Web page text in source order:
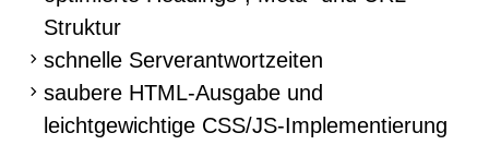
Struktur
schnelle Serverantwortzeiten
saubere HTML-Ausgabe und
leichtgewichtige CSS/JS-Implementierung